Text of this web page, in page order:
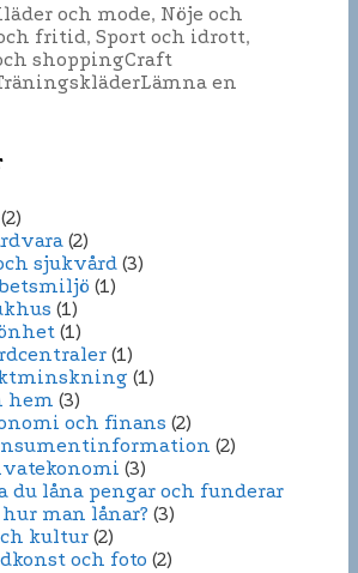
och mode, Nöje och
fritid, Sport och idrott,
shoppingEtiketter
Craft
Lämna en
(2)
(2)
sjukvård (3)
(1)
(1)
(1)
(1)
(1)
hem (3)
och finans (2)
(2)
(3)
du låna pengar och funderar
hur man lånar? (3)
kultur (2)
och foto (2)